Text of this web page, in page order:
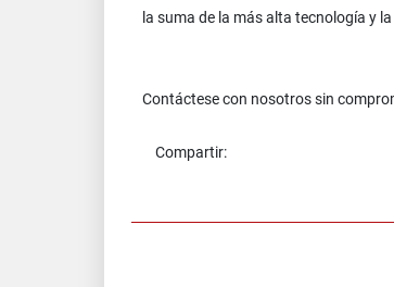
la suma de la más alta tecnología y
Contáctese con nosotros sin
Compartir: